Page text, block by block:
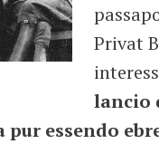
Privat
lancio
essendo